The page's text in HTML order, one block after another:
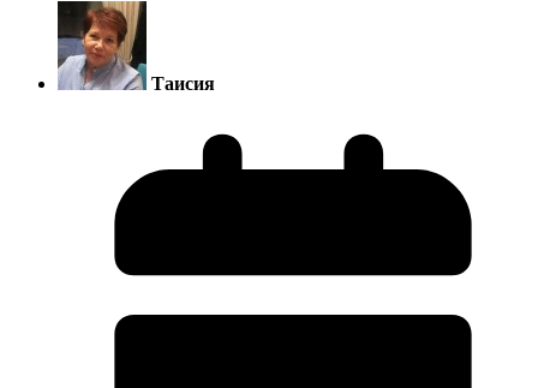
Таисия